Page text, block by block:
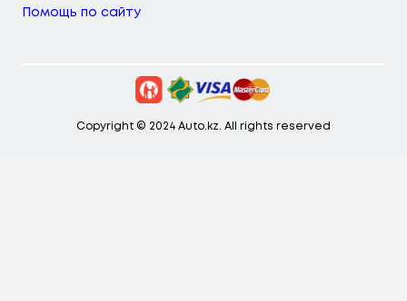
Помощь по сайту
Copyright © 2024 Auto.kz. All rights reserved